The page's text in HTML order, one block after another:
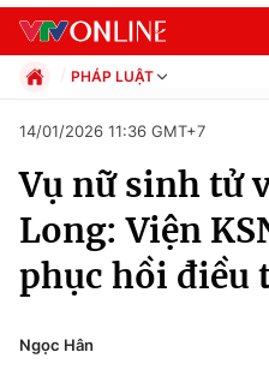
Chuyên mục
Chính trị
PHÁP LUẬT
Xã hội
Pháp luật
Thể thao
Truyền hình
14/01/2026 11:36 GMT+7
Vụ nữ sinh tử
Long: Viện
phục hồi điều
Ngọc Hân